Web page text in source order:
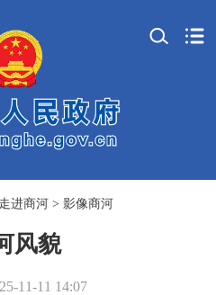
走进商河 > 影像商河
风貌
11-11 14:07